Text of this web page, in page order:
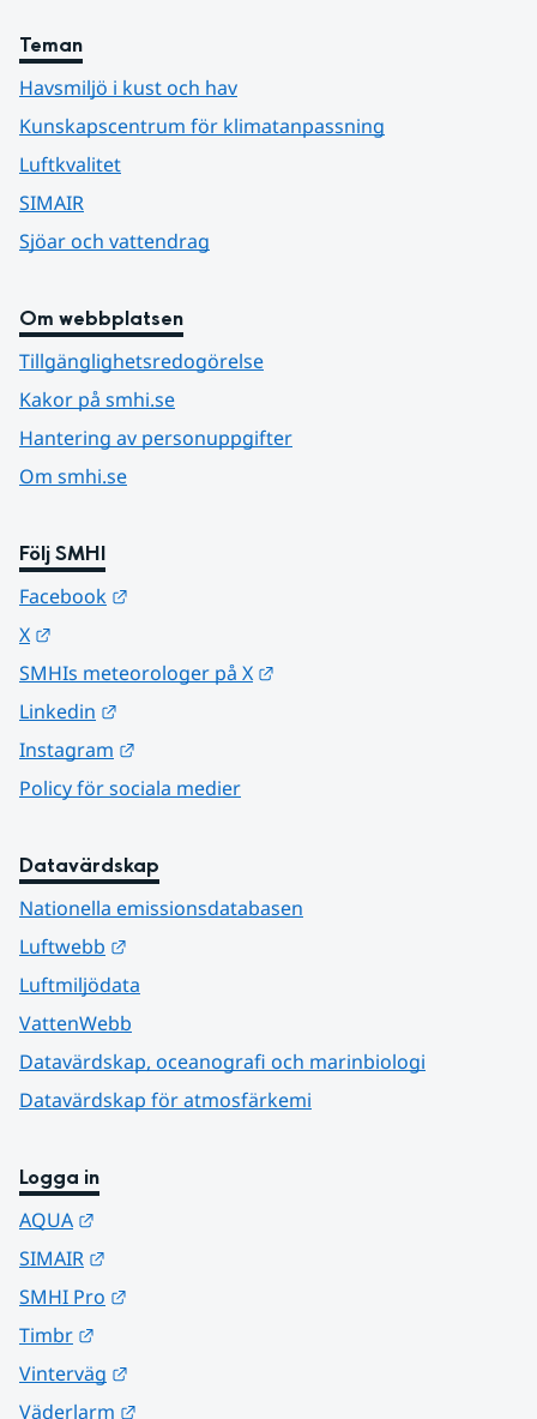
Teman
Havsmiljö i kust och hav
Kunskapscentrum för klimatanpassning
Luftkvalitet
SIMAIR
Sjöar och vattendrag
Om webbplatsen
Tillgänglighetsredogörelse
Kakor på smhi.se
Hantering av personuppgifter
Om smhi.se
Följ SMHI
Facebook
X
SMHIs meteorologer på X
Linkedin
Instagram
Policy för sociala medier
Datavärdskap
Nationella emissionsdatabasen
Luftwebb
Luftmiljödata
VattenWebb
Datavärdskap, oceanografi och marinbiologi
Datavärdskap för atmosfärkemi
Logga in
AQUA
SIMAIR
SMHI Pro
Timbr
Vinterväg
Väderlarm